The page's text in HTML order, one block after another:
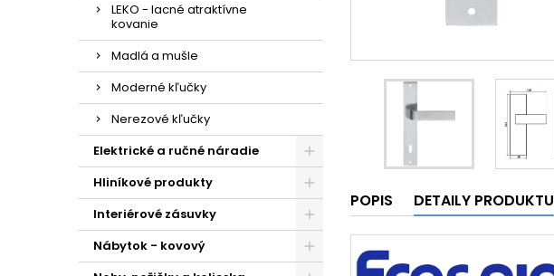
LEKO - lacné atraktívne
kovanie
Madlá a mušle
Moderné kľučky
Nerezové kľučky
Elektrické a ručné náradie
Hliníkové produkty
Interiérové zásuvky
Nábytok - kovový
POPIS DETAILY PRODUKTU